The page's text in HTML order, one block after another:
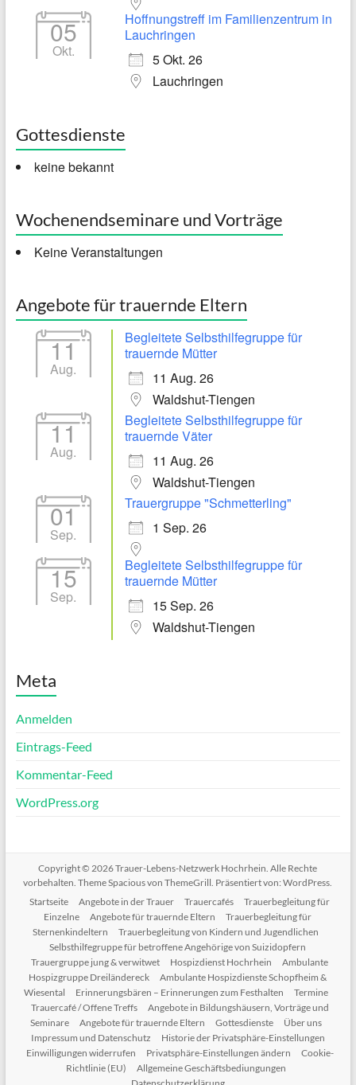
05
Okt.
Hoffnungstreff im Familienzentrum in
Lauchringen
5 Okt. 26
Lauchringen
Gottesdienste
keine bekannt
Wochenendseminare und Vorträge
Keine Veranstaltungen
Angebote für trauernde Eltern
11
Aug.
Begleitete Selbsthilfegruppe für
trauernde Mütter
11 Aug. 26
Waldshut-Tiengen
11
Aug.
Begleitete Selbsthilfegruppe für
trauernde Väter
11 Aug. 26
Waldshut-Tiengen
01
Sep.
Trauergruppe "Schmetterling"
1 Sep. 26
15
Sep.
Begleitete Selbsthilfegruppe für
trauernde Mütter
15 Sep. 26
Waldshut-Tiengen
Meta
Anmelden
Eintrags-Feed
Kommentar-Feed
WordPress.org
Copyright © 2026Trauer-Lebens-Netzwerk Hochrhein. Alle Rechte
vorbehalten. ThemeSpaciousvon ThemeGrill. Präsentiert von:WordPress.
Startseite
Angebote in der Trauer Trauercafés
Trauerbegleitung für
Einzelne
Angebote für trauernde Eltern
Trauerbegleitung für
Sternenkindeltern
Trauerbegleitung von Kindern und Jugendlichen
Selbsthilfegruppe für betroffene Angehörige von Suizidopfern
Trauergruppe jung & verwitwet
Hospizdienst Hochrhein
Ambulante
Hospizgruppe Dreiländereck
Ambulante Hospizdienste Schopfheim &
Wiesental
Erinnerungsbären – Erinnerungen zum Festhalten
Termine
Trauercafé / Offene Treffs
Angebote in Bildungshäusern, Vorträge und
Seminare
Angebote für trauernde Eltern Gottesdienste
Über uns
Impressum und Datenschutz
Historie der Privatsphäre-Einstellungen
Einwilligungen widerrufen
Privatsphäre-Einstellungen ändern
Cookie-
Richtlinie (EU)
Allgemeine Geschäftsbediungungen